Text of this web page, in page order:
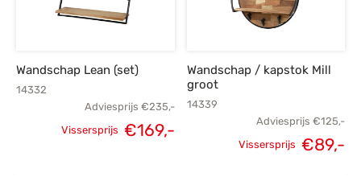
Wandschap Lean (set)
14332
Adviesprijs €235,-
Vissersprijs €169,-
Wandschap / kapstok Mill
groot
14339
Adviesprijs €125,-
Vissersprijs €89,-
toonmodel
PVC